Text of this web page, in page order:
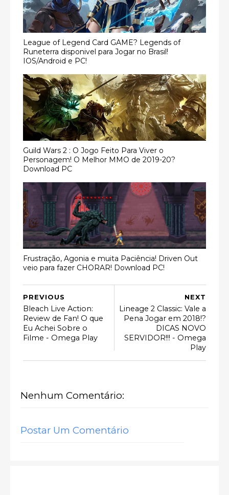
League of Legend Card GAME? Legends of
Runeterra disponivel para Jogar no Brasil!
IOS/Android e PC!
Guild Wars 2 : O Jogo Feito Para Viver o
Personagem! O Melhor MMO de 2019-20?
Download PC
Frustração, Agonia e muita Paciência! Driven Out
veio para fazer CHORAR! Download PC!
NEXT
Lineage 2 Classic: Vale a
Pena Jogar em 2018!?
DICAS NOVO
SERVIDOR!!! - Omega
Play
PREVIOUS
Bleach Live Action:
Review de Fan! O que
Eu Achei Sobre o
Filme - Omega Play
Nenhum Comentário:
Postar Um Comentário